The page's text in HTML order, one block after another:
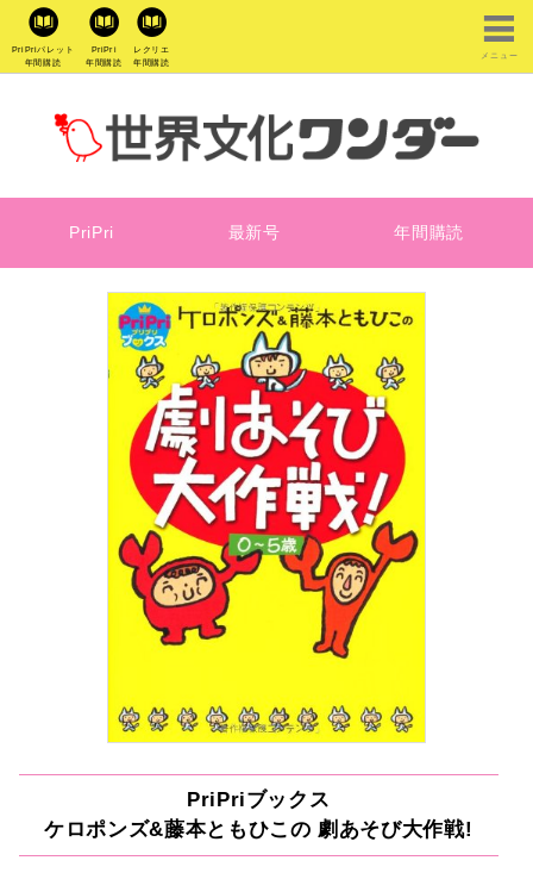
PriPriパレット
年間購読
PriPri
年間購読
レクリエ
年間購読
メニュー
PriPri 最新号 年間購読
PriPriブックス
ケロポンズ&藤本ともひこの 劇あそび大作戦!